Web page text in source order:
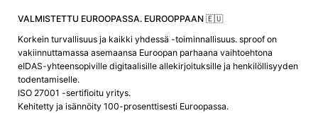
VALMISTETTU EUROOPASSA. EUROOPPAAN 🇪🇺
Korkein turvallisuus ja kaikki yhdessä -toiminnallisuus. sproof on
vakiinnuttamassa asemaansa Euroopan parhaana vaihtoehtona
eIDAS-yhteensopiville digitaalisille allekirjoituksille ja henkilöllisyyden
todentamiselle.
ISO 27001 -sertifioitu yritys.
Kehitetty ja isännöity 100-prosenttisesti Euroopassa.